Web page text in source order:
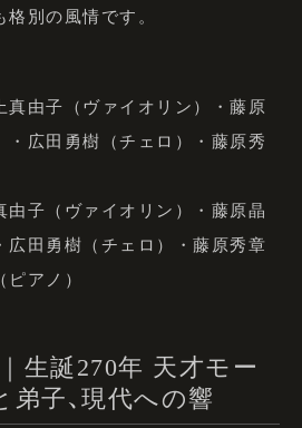
別の風情です。
真由子（ヴァイオリン）・藤原
・広田勇樹（チェロ）・藤原秀
由子（ヴァイオリン）・藤原晶
広田勇樹（チェロ）・藤原秀章
アノ）
｜生誕270年 天才モー
子、現代への響